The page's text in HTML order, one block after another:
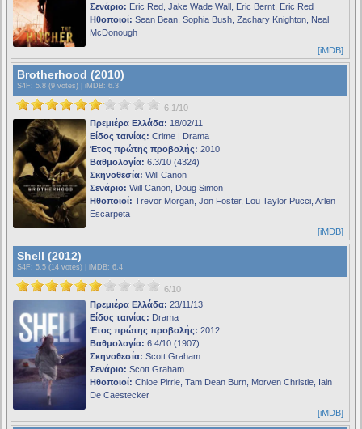
Σενάριο: Eric Red, Jake Wade Wall, Eric Bernt, Eric Red
Ηθοποιοί: Sean Bean, Sophia Bush, Zachary Knighton, Neal
McDonough
[iMDB]
Brotherhood (2010)
S4F : 5.8 (9 votes) | iMDB: 6.3
6.1/10
Πρεμιέρα Ελλάδα: 18/02/11
Είδος ταινίας: Crime | Drama
Έτος πρώτης προβολής: 2010
Βαθμολογία: 6.3/10 (4324)
Σκηνοθεσία: Will Canon
Σενάριο: Will Canon, Doug Simon
Ηθοποιοί: Trevor Morgan, Jon Foster, Lou Taylor Pucci, Arlen
Escarpeta
[iMDB]
Shell (2012)
S4F : 5.5 (14 votes) | iMDB: 6.4
6/10
Πρεμιέρα Ελλάδα: 23/11/13
Είδος ταινίας: Drama
Έτος πρώτης προβολής: 2012
Βαθμολογία: 6.4/10 (1907)
Σκηνοθεσία: Scott Graham
Σενάριο: Scott Graham
Ηθοποιοί: Chloe Pirrie, Tam Dean Burn, Morven Christie, Iain
De Caestecker
[iMDB]